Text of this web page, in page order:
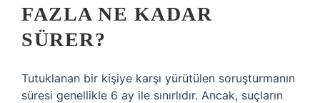
FAZLA NE KADAR
SÜRER?
Tutuklanan bir kişiye karşı yürütülen soruşturmanın
süresi genellikle 6 ay ile sınırlıdır. Ancak, suçların